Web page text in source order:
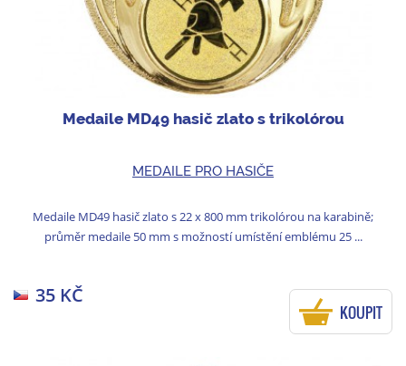
Medaile MD49 hasič zlato s trikolórou
MEDAILE PRO HASIČE
Medaile MD49 hasič zlato s 22 x 800 mm trikolórou na karabině;
průměr medaile 50 mm s možností umístění emblému 25 ...
35 KČ
KOUPIT